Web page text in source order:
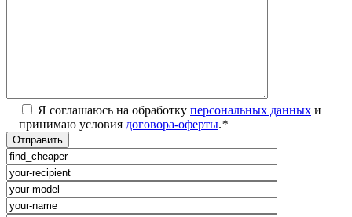
Я соглашаюсь на обработку персональных данных и
принимаю условия договора-оферты.*